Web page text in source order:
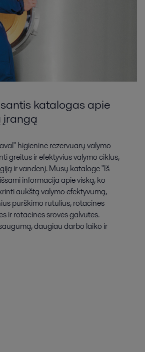
katalogas apie
įrangą
higieninė rezervuarų valymo
greitus ir efektyvius valymo ciklus,
ir vandenį. Mūsų kataloge "Iš
informacija apie viską, ko
aukštą valymo efektyvumą,
purškimo rutulius, rotacines
ir rotacines srovės galvutes.
daugiau darbo laiko ir